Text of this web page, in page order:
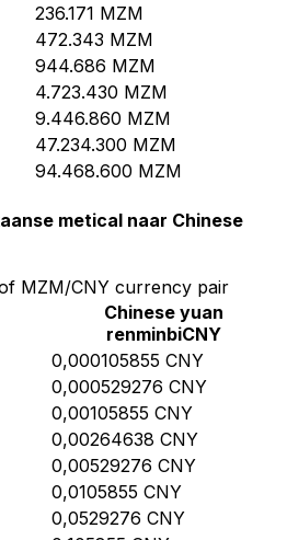
236.171 MZM
472.343 MZM
944.686 MZM
4.723.430 MZM
9.446.860 MZM
47.234.300 MZM
94.468.600 MZM
metical naar Chinese
MZM/CNY currency pair
Chinese yuan
renminbiCNY
0,000105855 CNY
0,000529276 CNY
0,00105855 CNY
0,00264638 CNY
0,00529276 CNY
0,0105855 CNY
0,0529276 CNY